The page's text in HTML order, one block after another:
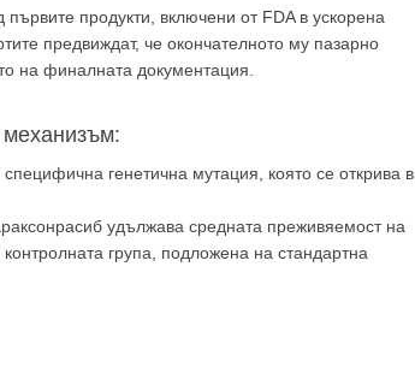
продукти, включени от FDA в ускорена
предвиждат, че окончателното му пазарно
на финалната документация.
генетична мутация, която се открива в
удължава средната преживяемост на
група, подложена на стандартна